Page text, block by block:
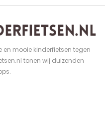
en mooie kinderfietsen tegen
tonen wij duizenden